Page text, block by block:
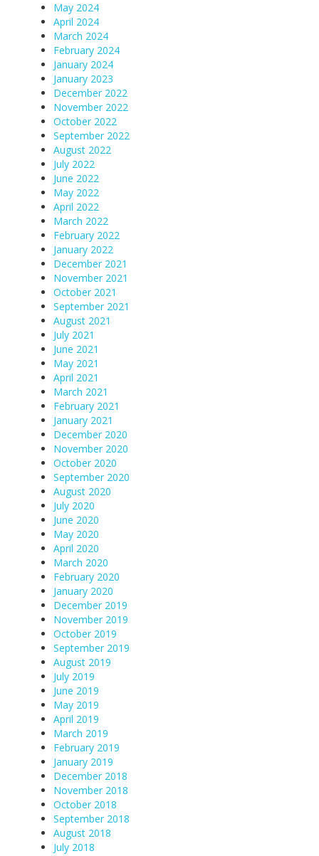
May 2024
April 2024
March 2024
February 2024
January 2024
January 2023
December 2022
November 2022
October 2022
September 2022
August 2022
July 2022
June 2022
May 2022
April 2022
March 2022
February 2022
January 2022
December 2021
November 2021
October 2021
September 2021
August 2021
July 2021
June 2021
May 2021
April 2021
March 2021
February 2021
January 2021
December 2020
November 2020
October 2020
September 2020
August 2020
July 2020
June 2020
May 2020
April 2020
March 2020
February 2020
January 2020
December 2019
November 2019
October 2019
September 2019
August 2019
July 2019
June 2019
May 2019
April 2019
March 2019
February 2019
January 2019
December 2018
November 2018
October 2018
September 2018
August 2018
July 2018